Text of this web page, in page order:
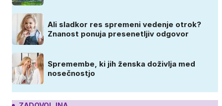
Ali sladkor res spremeni vedenje otrok?
Znanost ponuja presenetljiv odgovor
Spremembe, ki jih ženska doživlja med
nosečnostjo